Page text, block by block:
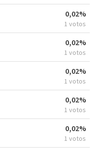
0,02%
1 votos
0,02%
1 votos
0,02%
1 votos
0,02%
1 votos
0,02%
1 votos